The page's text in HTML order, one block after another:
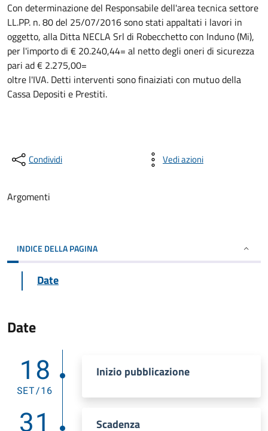
Con determinazione del Responsabile dell'area tecnica settore
LL.PP. n. 80 del 25/07/2016 sono stati appaltati i lavori in
oggetto, alla Ditta NECLA Srl di Robecchetto con Induno (Mi),
per l'importo di € 20.240,44= al netto degli oneri di sicurezza
pari ad € 2.275,00=
oltre l'IVA. Detti interventi sono finaiziati con mutuo della
Cassa Depositi e Prestiti.
Condividi Vedi azioni
Argomenti
INDICE DELLA PAGINA
Date
Date
18
SET/16
Inizio pubblicazione
31 Scadenza